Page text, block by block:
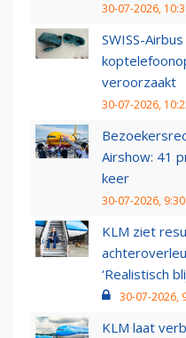
30-07-2026,
SWISS-
veroorzaakt
30-07-2026,
Airshow: 41
keer
30-07-2026, 9:30
KLM ziet
‘Realistisch
30-07-2026,
KLM laat